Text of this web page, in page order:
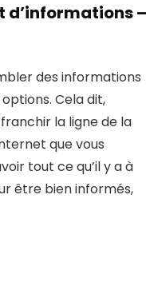
d’informations –
des informations
Cela dit,
la ligne de la
que vous
tout ce qu’il y a à
être bien informés,